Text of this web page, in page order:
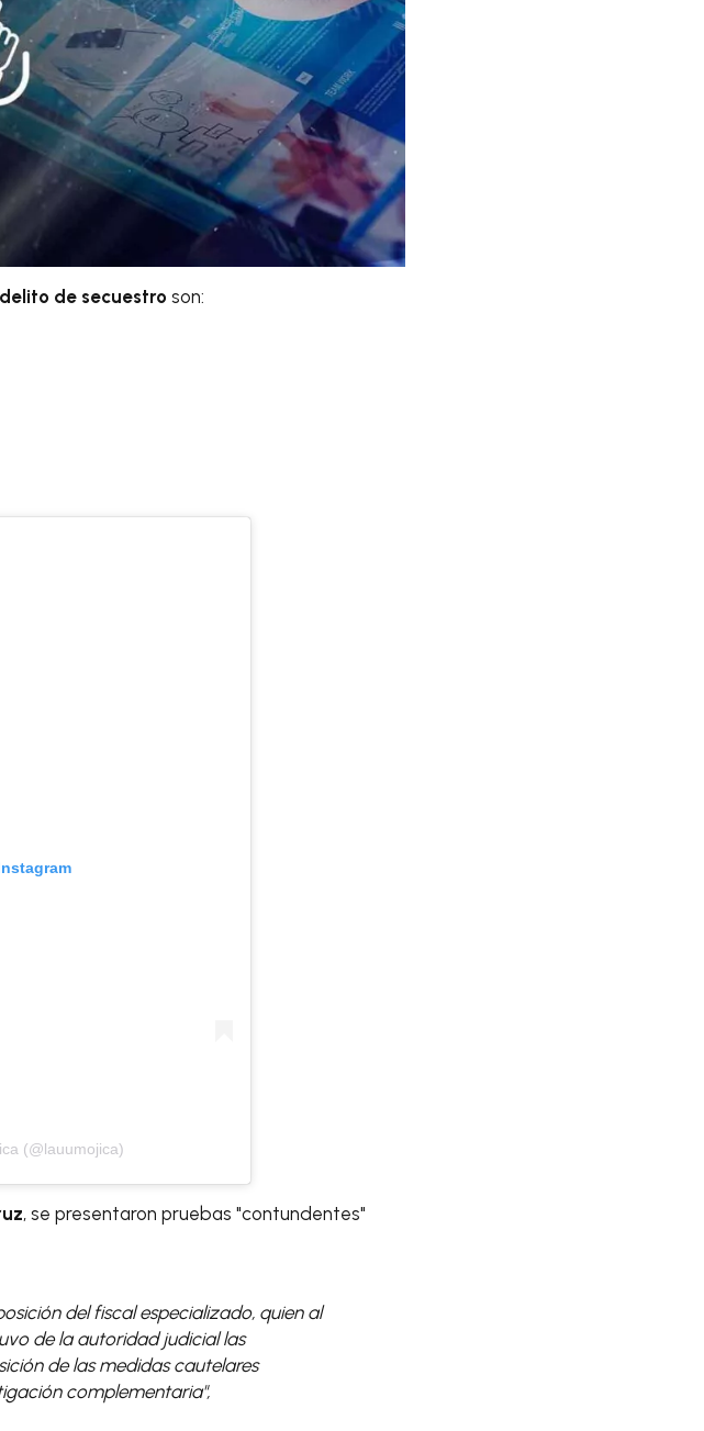
delito de secuestro son:
(@lauumojica)
, se presentaron pruebas "contundentes"
del fiscal especializado, quien al
de la autoridad judicial las
de las medidas cautelares
complementaria",